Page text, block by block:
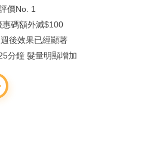
價No. 1
碼額外減$100
後效果已經顯著
分鐘 髮量明顯增加